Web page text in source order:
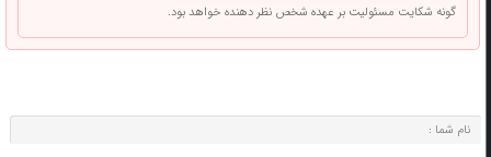
گونه شکایت مسئولیت بر عهده شخص نظر دهنده خواهد بود.